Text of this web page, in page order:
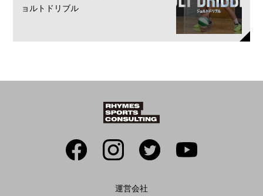
ョルトドリブル
運営会社